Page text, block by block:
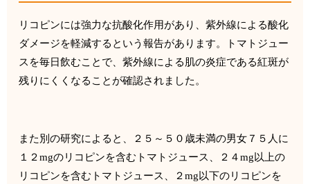
リコピンには強力な抗酸化作用があり、紫外線による酸化
ダメージを軽減するという報告があります。
トマトジュー
スを毎日飲むことで、紫外線による肌の炎症である紅斑が
残りにくくなることが確認されました。
また別の研究によると、２５～５０歳未満の男女７５人に
１２mgのリコピンを含むトマトジュース、２４mg以上の
リコピンを含む トマトジュース、２mg以下のリコピンを